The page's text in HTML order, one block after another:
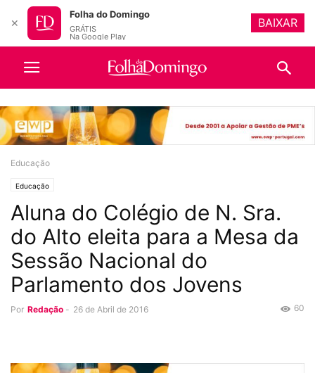
Educação
Educação
Aluna do Colégio de N. Sra.
do Alto eleita para a Mesa da
Sessão Nacional do
Parlamento dos Jovens
Por Redação - 26 de Abril de 2016 60
✕
Folha do Domingo
GRÁTIS
Na Google Play
BAIXAR